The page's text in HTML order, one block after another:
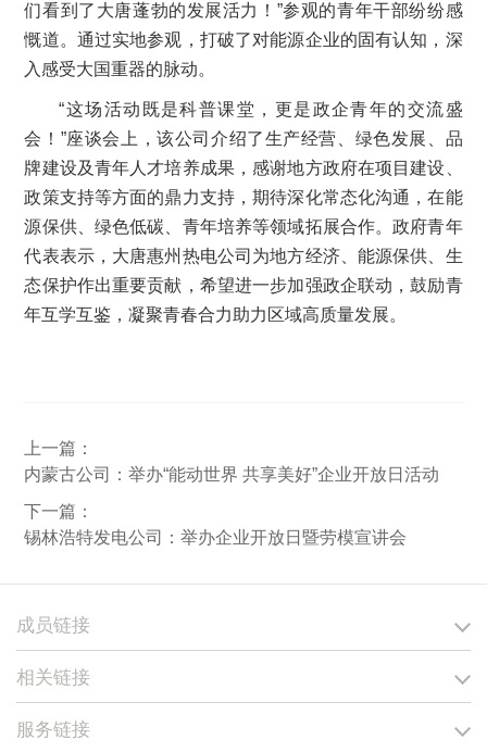
们看到了大唐蓬勃的发展活力！”参观的青年干部纷纷感
慨道。通过实地参观，打破了对能源企业的固有认知，深
入感受大国重器的脉动。
“这场活动既是科普课堂，更是政企青年的交流盛
会！”座谈会上，该公司介绍了生产经营、绿色发展、品
牌建设及青年人才培养成果，感谢地方政府在项目建设、
政策支持等方面的鼎力支持，期待深化常态化沟通，在能
源保供、绿色低碳、青年培养等领域拓展合作。政府青年
代表表示，大唐惠州热电公司为地方经济、能源保供、生
态保护作出重要贡献，希望进一步加强政企联动，鼓励青
年互学互鉴，凝聚青春合力助力区域高质量发展。
上一篇：
内蒙古公司：举办“能动世界 共享美好”企业开放日活动
下一篇：
锡林浩特发电公司：举办企业开放日暨劳模宣讲会
成员链接
相关链接
服务链接